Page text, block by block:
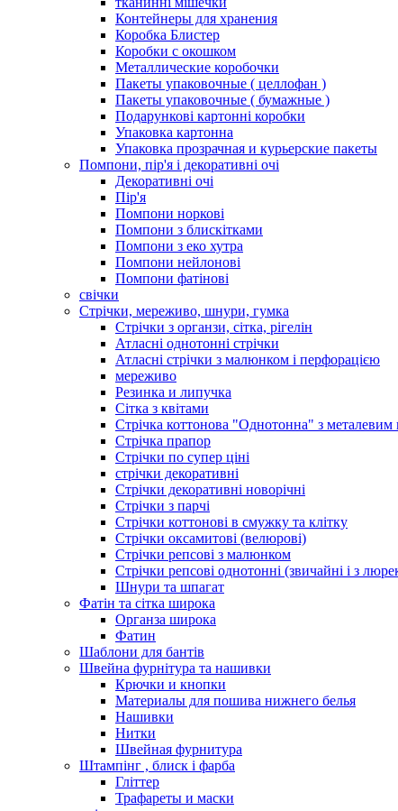
Контейнеры для хранения
Коробка Блистер
Коробки с окошком
Металлические коробочки
Пакеты упаковочные ( целлофан )
Пакеты упаковочные ( бумажные )
Подарункові картонні коробки
Упаковка картонна
Упаковка прозрачная и курьерские пакеты
Помпони, пір'я і декоративні очі
Декоративні очі
Пір'я
Помпони норкові
Помпони з блискітками
Помпони з еко хутра
Помпони нейлонові
Помпони фатінові
свічки
Стрічки, мереживо, шнури, гумка
Стрічки з органзи, сітка, рігелін
Атласні однотонні стрічки
Атласні стрічки з малюнком і перфорацією
мереживо
Резинка и липучка
Сітка з квітами
Стрічка коттонова "Однотонна" з металевим
Стрічка прапор
Стрічки по супер ціні
стрічки декоративні
Стрічки декоративні новорічні
Стрічки з парчі
Стрічки коттонові в смужку та клітку
Стрічки оксамитові (велюрові)
Стрічки репсові з малюнком
Стрічки репсові однотонні (звичайні і з
Шнури та шпагат
Фатін та сітка широка
Органза широка
Фатин
Шаблони для бантів
Швейна фурнітура та нашивки
Крючки и кнопки
Материалы для пошива нижнего белья
Нашивки
Нитки
Швейная фурнитура
Штампінг , блиск і фарба
Гліттер
Трафареты и маски